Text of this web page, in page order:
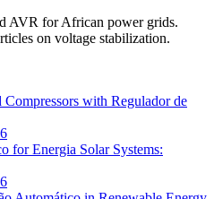
AVR for African power grids.
on voltage stabilization.
with Regulador de
for Energia Solar Systems: